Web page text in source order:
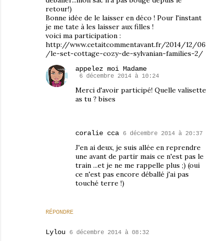
retour!)
Bonne idée de le laisser en déco ! Pour l'instant
je me tate à les laisser aux filles !
voici ma participation :
http://www.cetaitcommentavant.fr/2014/12/06
/le-set-cottage-cozy-de-sylvanian-families-2/
RÉPONDRE
appelez moi Madame
6 décembre 2014 à 10:24
Merci d'avoir participé! Quelle valisette
as tu ? bises
coralie cca 6 décembre 2014 à 20:37
J'en ai deux, je suis allée en reprendre
une avant de partir mais ce n'est pas le
train ...et je ne me rappelle plus ;) (oui
ce n'est pas encore déballé j'ai pas
touché terre !)
Lylou 6 décembre 2014 à 08:32